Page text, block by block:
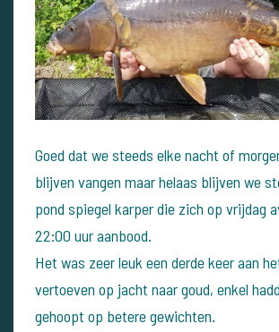
Goed dat we steeds elke nacht of
blijven vangen maar helaas blijven we
pond spiegel karper die zich op vrijdag
22:00 uur aanbood.
Het was zeer leuk een derde keer aan
vertoeven op jacht naar goud, enkel
gehoopt op betere gewichten.